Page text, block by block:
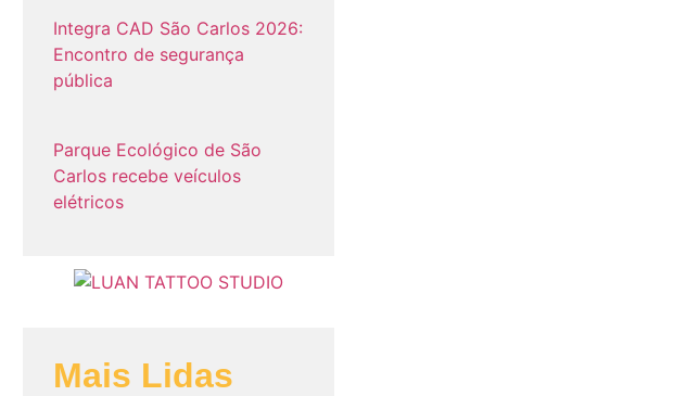
Integra CAD São Carlos 2026:
Encontro de segurança
pública
Parque Ecológico de São
Carlos recebe veículos
elétricos
Mais Lidas